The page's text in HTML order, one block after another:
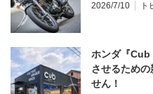
2026/7/10 ト
ホンダ『Cub
させるため
せん！